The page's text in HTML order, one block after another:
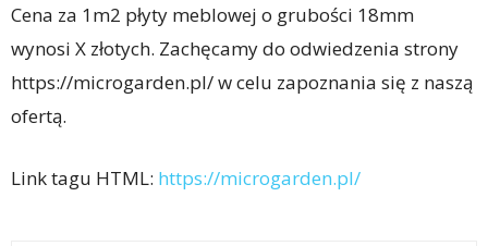
Cena za 1m2 płyty meblowej o grubości 18mm
wynosi X złotych. Zachęcamy do odwiedzenia strony
https://microgarden.pl/ w celu zapoznania się z naszą
ofertą.
Link tagu HTML: https://microgarden.pl/